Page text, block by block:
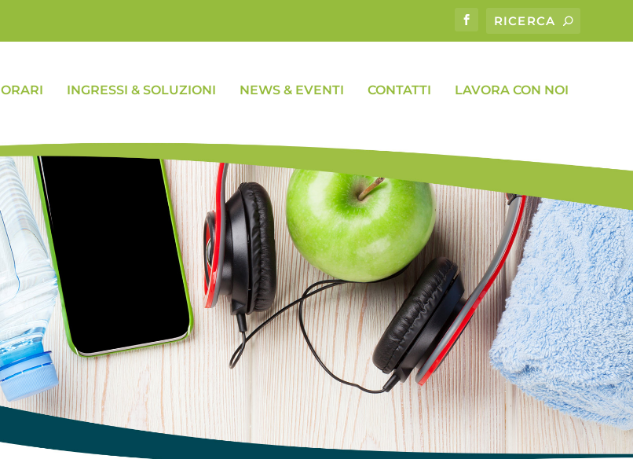
ORARI INGRESSI & SOLUZIONI NEWS & EVENTI CONTATTI LAVORA CON NOI